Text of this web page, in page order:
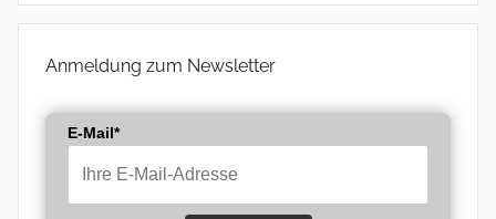
Anmeldung zum Newsletter
E-Mail*